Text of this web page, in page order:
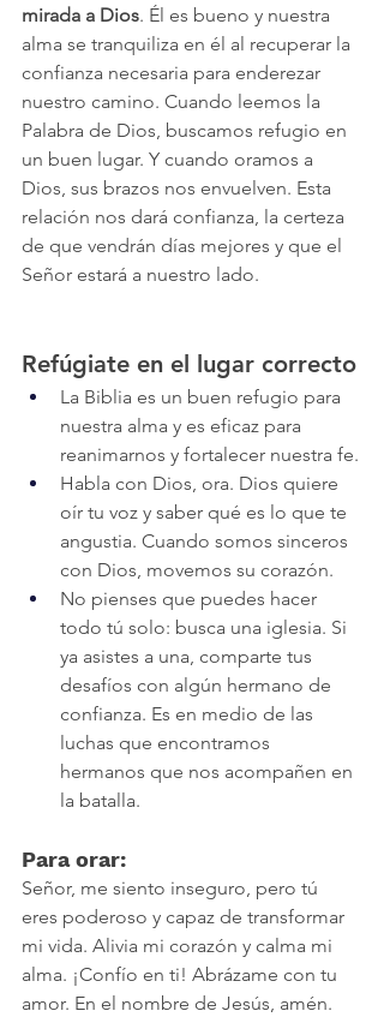
mirada a Dios. Él es bueno y nuestra
alma se tranquiliza en él al recuperar la
confianza necesaria para enderezar
nuestro camino. Cuando leemos la
Palabra de Dios, buscamos refugio en
un buen lugar. Y cuando oramos a
Dios, sus brazos nos envuelven. Esta
relación nos dará confianza, la certeza
de que vendrán días mejores y que el
Señor estará a nuestro lado.
Refúgiate en el lugar correcto
La Biblia es un buen refugio para
nuestra alma y es eficaz para
reanimarnos y fortalecer nuestra fe.
Habla con Dios, ora. Dios quiere
oír tu voz y saber qué es lo que te
angustia. Cuando somos sinceros
con Dios, movemos su corazón.
No pienses que puedes hacer
todo tú solo: busca una iglesia. Si
ya asistes a una, comparte tus
desafíos con algún hermano de
confianza. Es en medio de las
luchas que encontramos
hermanos que nos acompañen en
la batalla.
Para orar:
Señor, me siento inseguro, pero tú
eres poderoso y capaz de transformar
mi vida. Alivia mi corazón y calma mi
alma. ¡Confío en ti! Abrázame con tu
amor. En el nombre de Jesús, amén.